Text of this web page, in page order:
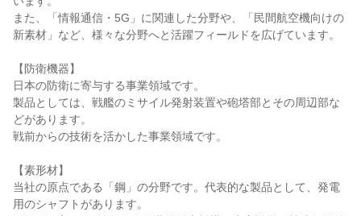
また、「情報通信・5G」に関連した分野や、「民間航空機向けの
新素材」など、様々な分野へと活躍フィールドを広げています。
【防衛機器】
日本の防衛に寄与する事業領域です。
製品としては、戦艦のミサイル発射装置や砲塔部とその周辺部な
どがあります。
戦前からの技術を活かした事業領域です。
【素形材】
当社の原点である「鋼」の分野です。代表的な製品として、発電
用のシャフトがあります。